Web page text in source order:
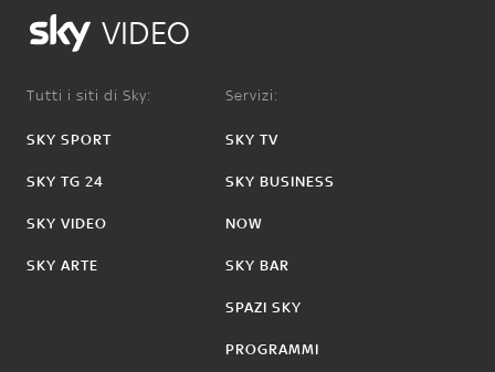
VIDEO
Tutti i siti di Sky:
SKY SPORT
SKY TG 24
SKY VIDEO
SKY ARTE
Servizi:
SKY TV
SKY BUSINESS
NOW
SKY BAR
SPAZI SKY
PROGRAMMI